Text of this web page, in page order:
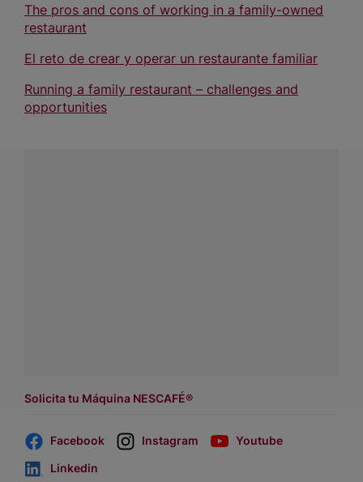
The pros and cons of working in a family-owned
restaurant
El reto de crear y operar un restaurante familiar
Running a family restaurant – challenges and
opportunities
Solicita tu Máquina NESCAFÉ®
Facebook Instagram
Youtube
Linkedin